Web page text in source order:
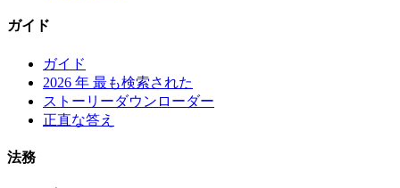
ガイド
ガイド
2026 年 最も検索された
ストーリーダウンローダー
正直な答え
法務